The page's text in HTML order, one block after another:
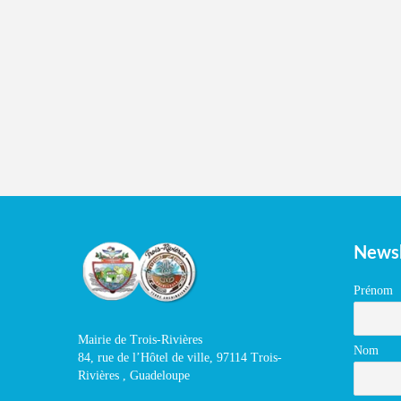
Mairie de Trois-Rivières
84, rue de l’Hôtel de ville, 97114 Trois-
Rivières , Guadeloupe
Prénom
Nom